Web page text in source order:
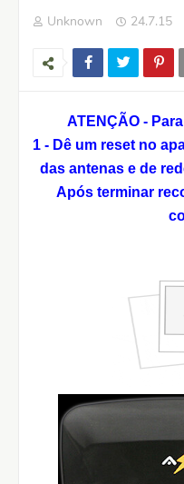
Unknown 24.7.15
ATENÇÃO -
1 - Dê um reset no
das antenas e de
Após terminar